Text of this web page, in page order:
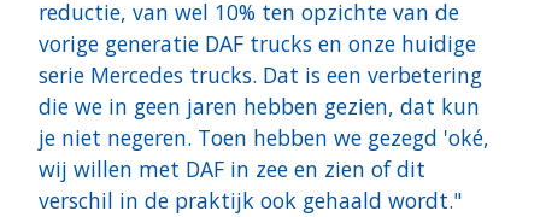
reductie, van wel 10% ten opzichte van de
vorige generatie DAF trucks en onze huidige
serie Mercedes trucks. Dat is een verbetering
die we in geen jaren hebben gezien, dat kun
je niet negeren. Toen hebben we gezegd 'oké,
wij willen met DAF in zee en zien of dit
verschil in de praktijk ook gehaald wordt."